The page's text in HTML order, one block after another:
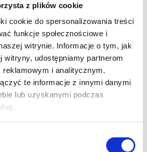
z plików cookie
cookie do spersonalizowania treści
funkcje społecznościowe i
witrynie. Informacje o tym, jak
witryny, udostępniamy partnerom
reklamowym i analitycznym.
te informacje z innymi danymi
lub uzyskanymi podczas